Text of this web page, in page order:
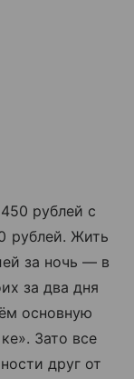
рублей с
рублей. Жить
за ночь — в
за два дня
основную
Зато все
друг от